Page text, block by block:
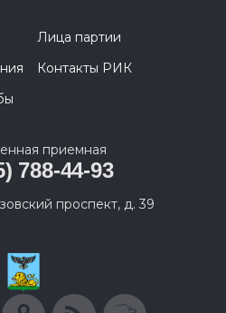
Лица партии
Контакты РИК
приемная
788-44-93
проспект, д. 39